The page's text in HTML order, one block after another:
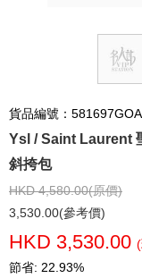
貨品編號：
Ysl / Saint Laurent
斜挎包
HKD 4,580.00(原價)
3,530.00(參考價)
HKD 3,530.00
節省: 22.93%